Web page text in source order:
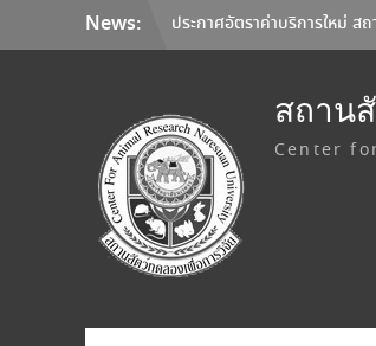
to
News:
ประกาศอัตราค่าบริการใหม่ ส
เพื่อการวิจัย มหาวิทยาลัยนเรศ
of Toxicology และมหาวิทย
นาม MOU ยกระดับการวิจัย
ปลอดภัยระดับก่อนคลินิกสู่มา
การเลือกใช้อุปกรณ์คุ้มครองค
บุคคล (Personal
PPE)
สถาน
Center